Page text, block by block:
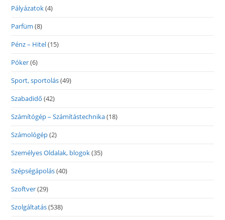
Pályázatok(4)
Parfüm (8)
Pénz – Hitel(15)
Póker(6)
Sport, sportolás(49)
Szabadidő (42)
Számítógép – Számítástechnika(18)
Számológép(2)
Személyes Oldalak, blogok(35)
Szépségápolás(40)
Szoftver(29)
Szolgáltatás(538)